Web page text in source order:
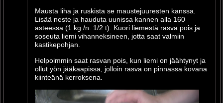
Mausta liha ja ruskista se maustejuuresten kanssa.
Lisää neste ja hauduta uunissa kannen alla 160
asteessa (1 kg /n. 1/2 t). Kuori liemestä rasva pois ja
soseuta liemi vihanneksineen, jotta saat valmiin
kastikepohjan.
Helpoimmin saat rasvan pois, kun liemi on jäähtynyt ja
ollut yön jääkaapissa, jolloin rasva on pinnassa kovana
kiinteänä kerroksena.